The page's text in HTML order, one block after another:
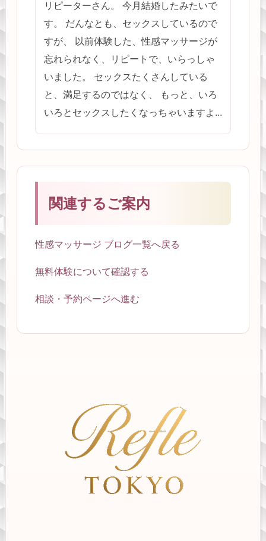
リピーターさん。 今月結婚したみたいで
す。 だんなとも、セックスしているので
すが、 以前体験した、性感マッサージが
忘れられなく、リピートで、いらっしゃ
いました。 セックスたくさんしている
と、満足するのではなく、 もっと、いろ
いろとセックスしたくなっちゃいますよ...
関連するご案内
性感マッサージ ブログ一覧へ戻る
無料体験について確認する
相談・予約ページへ進む